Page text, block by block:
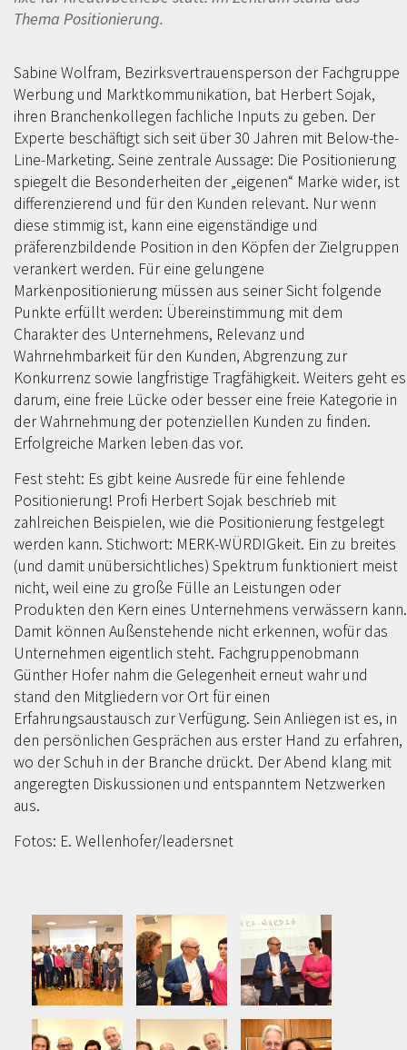
Thema Positionierung.
Sabine Wolfram, Bezirksvertrauensperson der Fachgruppe
Werbung und Marktkommunikation, bat Herbert Sojak,
ihren Branchenkollegen fachliche Inputs zu geben. Der
Experte beschäftigt sich seit über 30 Jahren mit Below-the-
Line-Marketing. Seine zentrale Aussage: Die Positionierung
spiegelt die Besonderheiten der „eigenen“ Marke wider, ist
differenzierend und für den Kunden relevant. Nur wenn
diese stimmig ist, kann eine eigenständige und
präferenzbildende Position in den Köpfen der Zielgruppen
verankert werden. Für eine gelungene
Markenpositionierung müssen aus seiner Sicht folgende
Punkte erfüllt werden: Übereinstimmung mit dem
Charakter des Unternehmens, Relevanz und
Wahrnehmbarkeit für den Kunden, Abgrenzung zur
Konkurrenz sowie langfristige Tragfähigkeit. Weiters geht es
darum, eine freie Lücke oder besser eine freie Kategorie in
der Wahrnehmung der potenziellen Kunden zu finden.
Erfolgreiche Marken leben das vor.
Fest steht: Es gibt keine Ausrede für eine fehlende
Positionierung! Profi Herbert Sojak beschrieb mit
zahlreichen Beispielen, wie die Positionierung festgelegt
werden kann. Stichwort: MERK-WÜRDIGkeit. Ein zu breites
(und damit unübersichtliches) Spektrum funktioniert meist
nicht, weil eine zu große Fülle an Leistungen oder
Produkten den Kern eines Unternehmens verwässern kann.
Damit können Außenstehende nicht erkennen, wofür das
Unternehmen eigentlich steht. Fachgruppenobmann
Günther Hofer nahm die Gelegenheit erneut wahr und
stand den Mitgliedern vor Ort für einen
Erfahrungsaustausch zur Verfügung. Sein Anliegen ist es, in
den persönlichen Gesprächen aus erster Hand zu erfahren,
wo der Schuh in der Branche drückt. Der Abend klang mit
angeregten Diskussionen und entspanntem Netzwerken
aus.
Fotos: E. Wellenhofer/leadersnet